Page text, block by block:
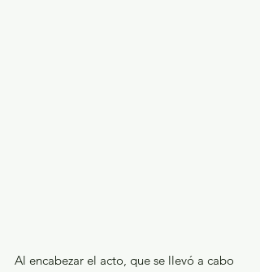
Al encabezar el acto, que se llevó a cabo